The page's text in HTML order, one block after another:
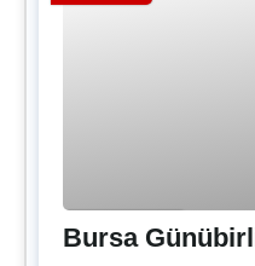
1 Gün
Bursa